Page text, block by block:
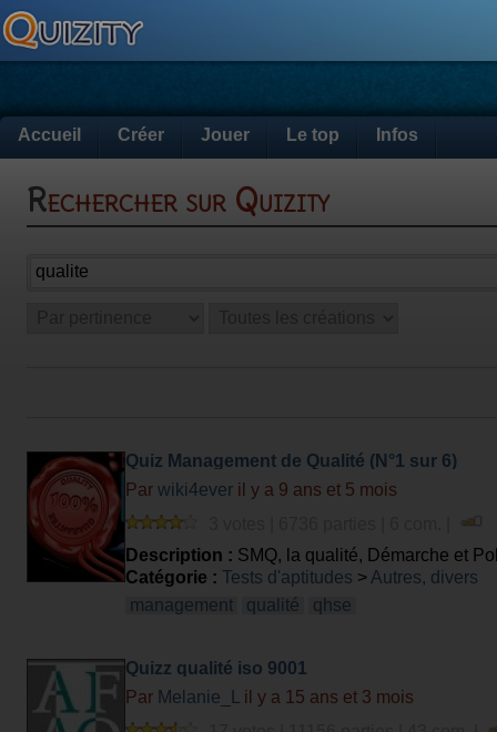
Accueil Créer Jouer Le top Infos
Rechercher sur Quizity
Quiz Management de Qualité (N°1 sur 6)
Par wiki4ever il y a 9 ans et 5 mois
Description : SMQ, la qualité, Démarche et
Catégorie : Tests d'aptitudes > Autres, divers
management
qualité qhse
Quizz qualité iso 9001
Par Melanie_L
il y a 15 ans et 3 mois